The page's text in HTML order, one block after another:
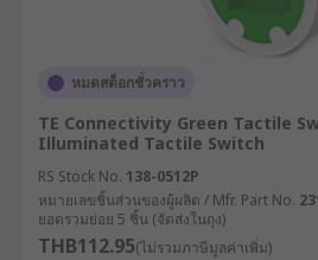
หมดสต็อกชั่วคราว
TE Connectivity Green Tactile
Illuminated Tactile Switch
RS Stock No. 138-0512P
หมายเลขชิ้นส่วนของผู้ผลิต / Mfr. Part No.
ยอดรวมย่อย 5 ชิ้น (จัดส่งในถุง)
THB112.95(ไม่รวมภาษีมูลค่าเพิ่ม)